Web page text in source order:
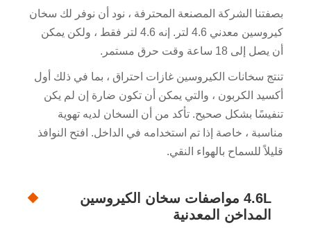
بصفتنا الشركة المصنعة المحترفة ، نود أن نوفر لك سخان
كيروسين معدني 4.6 لتر. إنه 4.6 لتر فقط ، ولكن يمكن
أن يصل إلى 18 ساعة وقت حرق مستمر.
تنتج سخانات الكيروسين غازات احتراق ، بما في ذلك أول
أكسيد الكربون ، والتي يمكن أن تكون ضارة إن لم يكن
تنفيسًا بشكل صحيح. تأكد من أن السخان لديه تهوية
مناسبة ، خاصة إذا تم استخدامه في الداخل. افتح النوافذ
قليلاً للسماح بالهواء النقي.
4.6L مواصفات سخان الكيروسين
المداخن المعدنية